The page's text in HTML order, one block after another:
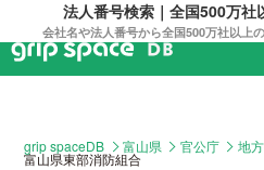
法人番号検索｜全国500万社
会社名や法人番号から全国500万社以上
grip spaceDB 富山県 官公庁 地
富山県東部消防組合